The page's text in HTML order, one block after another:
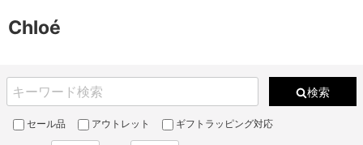
Chloé
検索
セール品 アウトレット ギフトラッピング対応